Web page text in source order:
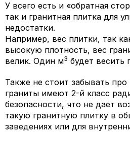
У всего есть и «обратная
так и гранитная плитка для
недостатки.
Например, вес плитки, так
высокую плотность, вес
велик. Один м3 будет весить
Также не стоит забывать
граниты имеют 2-й класс
безопасности, что не дает
такую гранитную плитку в
заведениях или для